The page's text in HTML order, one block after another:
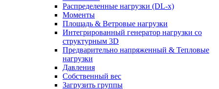
Распределенные нагрузки (DL-х)
Моменты
Площадь & Ветровые нагрузки
Интегрированный генератор нагрузки со
структурным 3D
Предварительно напряженный & Тепловые
нагрузки
Давления
Собственный вес
Загрузить группы